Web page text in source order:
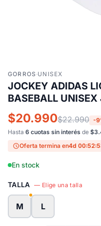
GORROS ·UNISEX
JOCKEY ADIDAS
BASEBALL
$20.990$22.990 -
Hasta 6 cuotas sin interés de
Oferta termina en4d
En stock
TALLA — Elige una talla
M L